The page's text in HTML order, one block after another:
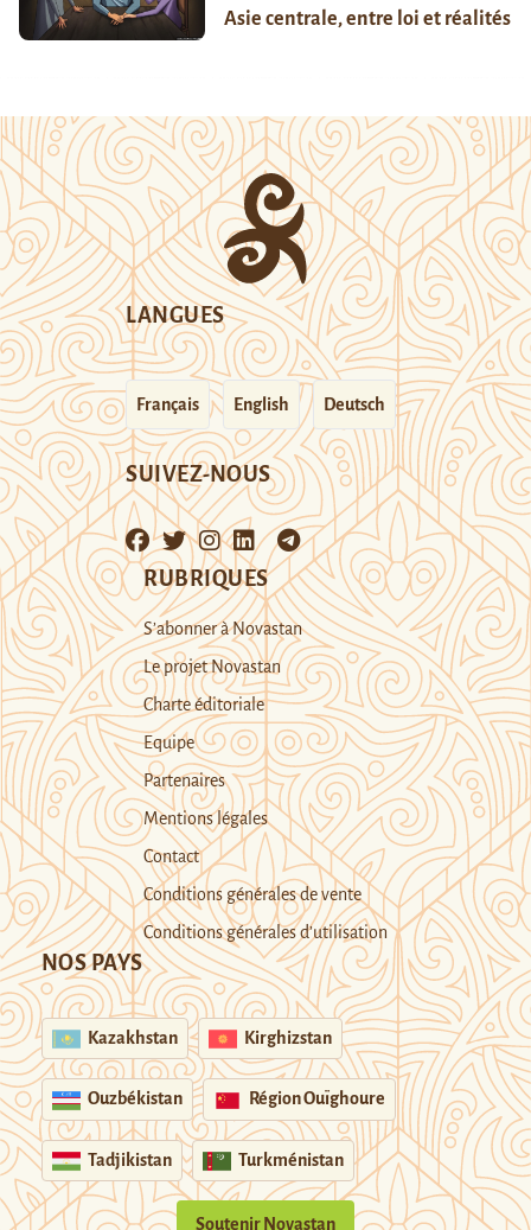
Asie centrale, entre loi et réalités
LANGUES
Français English Deutsch
SUIVEZ-NOUS
RUBRIQUES
S’abonner à Novastan
Le projet Novastan
Charte éditoriale
Equipe
Partenaires
Mentions légales
Contact
Conditions générales de vente
Conditions générales d’utilisation
NOS PAYS
Kazakhstan Kirghizstan
Ouzbékistan Région Ouïghoure
Tadjikistan Turkménistan
Soutenir Novastan